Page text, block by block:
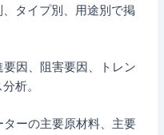
タイプ別、用途別で掲
因、阻害要因、トレン
析。
ーの主要原材料、主要